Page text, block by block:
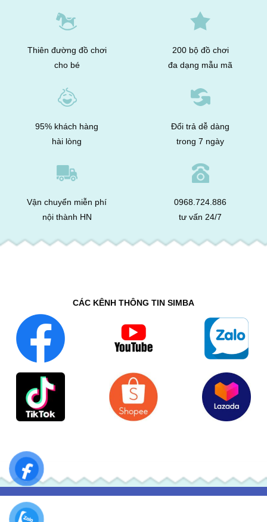
Thiên đường đồ chơi
cho bé
200 bộ đồ chơi
đa dạng mẫu mã
95% khách hàng
hài lòng
Đổi trả dễ dàng
trong 7 ngày
Vận chuyển miễn phí
nội thành HN
0968.724.886
tư vấn 24/7
CÁC KÊNH THÔNG TIN SIMBA